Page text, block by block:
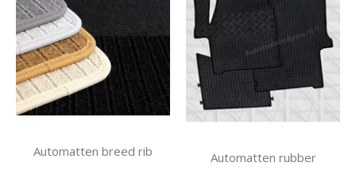
Automatten breed rib Automatten rubber